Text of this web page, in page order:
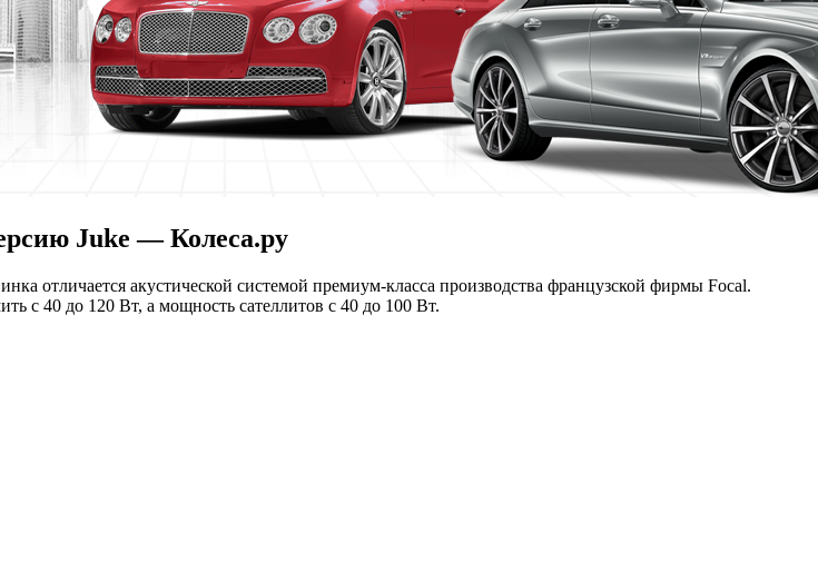
Juke — Колеса.ру
отличается акустической системой премиум-класса производства французской фирмы Focal.
с 40 до 120 Вт, а мощность сателлитов с 40 до 100 Вт.